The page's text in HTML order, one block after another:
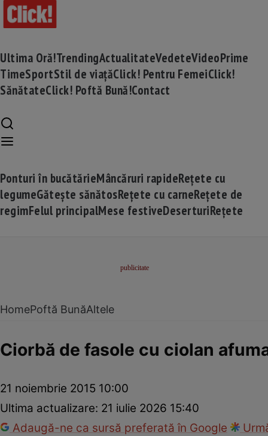
Ultima Oră!TrendingActualitateVedeteVideoPrime
TimeSportStil de viațăClick! Pentru FemeiClick!
SănătateClick! Poftă Bună!Contact
Ponturi în bucătărieMâncăruri rapideRețete cu
legumeGătește sănătosRețete cu carneRețete de
regimFelul principalMese festiveDeserturiRețete
HomePoftă BunăAltele
Ciorbă de fasole cu ciolan
21 noiembrie 2015 10:00
Ultima actualizare: 21 iulie 2026 15:40
Adaugă-ne ca sursă preferată în Google